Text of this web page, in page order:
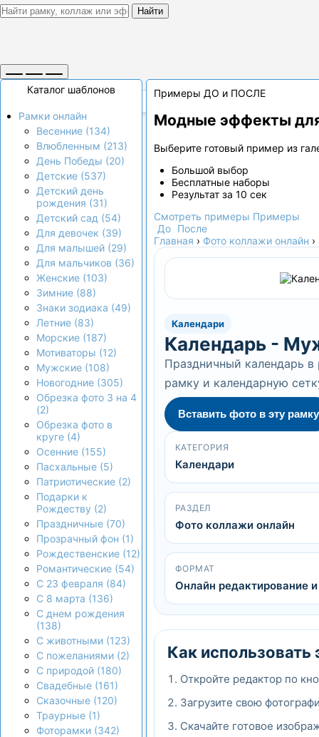
Найти
Каталог шаблонов
Рамки онлайн
Весенние (134)
Влюбленным (213)
День Победы (20)
Детские (537)
Детский день
рождения (31)
Детский сад (54)
Для девочек (39)
Для малышей (29)
Для мальчиков (36)
Женские (103)
Зимние (88)
Знаки зодиака (49)
Летние (83)
Морские (187)
Мотиваторы (12)
Мужские (108)
Новогодние (305)
Обрезка фото 3 на 4
(2)
Обрезка фото в
круге (4)
Осенние (155)
Пасхальные (5)
Патриотические (2)
Подарки к
Рождеству (2)
Праздничные (70)
Прозрачный фон (1)
Рождественские (12)
Романтические (54)
С 23 февраля (84)
С 8 марта (136)
С днем рождения
(138)
С животными (123)
С пожеланиями (2)
С природой (180)
Свадебные (161)
Сказочные (120)
Траурные (1)
Фоторамки (342)
Примеры ДО и ПОСЛЕ
Модные эффекты
Выберите готовый пример из
Большой выбор
Бесплатные наборы
Результат за 10 сек
Смотреть примеры Примеры
До После
Главная › Фото коллажи онлайн ›
Календари
Календарь -
Праздничный календарь
рамку и календарную
Вставить фото в эту рамку
КАТЕГОРИЯ
Календари
РАЗДЕЛ
Фото коллажи онлайн
ФОРМАТ
Онлайн редактирование
Как использовать
Откройте редактор по
Загрузите свою
Скачайте готовое